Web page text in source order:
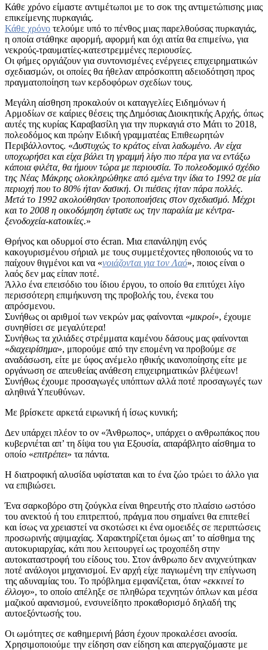
Κάθε χρόνο είμαστε αντιμέτωποι με το σοκ της αντιμετώπισης μιας
επικείμενης πυρκαγιάς.
Κάθε χρόνο τελούμε υπό το πένθος μιας παρελθούσας πυρκαγιάς,
η οποία στάθηκε αφορμή, αφορμή και όχι αιτία θα επιμείνω, για
νεκρούς-τραυματίες-κατεστρεμμένες περιουσίες.
Οι φήμες οργιάζουν για συντονισμένες ενέργειες επιχειρηματικών
σχεδιασμών, οι οποίες θα ήθελαν απρόσκοπτη αδειοδότηση προς
πραγματοποίηση των κερδοφόρων σχεδίων τους.
Μεγάλη αίσθηση προκαλούν οι καταγγελίες Ειδημόνων ή
Αρμοδίων σε καίριες θέσεις της Δημόσιας Διοικητικής Αρχής, όπως
αυτές της κυρίας Καραβασίλη για την πυρκαγιά στο Μάτι το 2018,
πολεοδόμος και πρώην Ειδική γραμματέας Επιθεωρητών
Περιβάλλοντος. «Δυστυχώς το κράτος είναι λαδωμένο. Αν είχα
υποχωρήσει και είχα βάλει τη γραμμή λίγο πιο πέρα για να εντάξω
κάποια φιλέτα, θα ήμουν τώρα με περιουσία. Το πολεοδομικό σχέδιο
της Νέας Μάκρης ολοκληρώθηκε από εμένα την ίδια το 1992 σε μία
περιοχή που το 80% ήταν δασική. Οι πιέσεις ήταν πάρα πολλές.
Μετά το 1992 ακολούθησαν τροποποιήσεις στον σχεδιασμό. Μέχρι
και το 2008 η οικοδόμηση έφτασε ως την παραλία με κέντρα-
ξενοδοχεία-κατοικίες.»
Θρήνος και οδυρμοί στο écran. Μια επανάληψη ενός
κακογυρισμένου σήριαλ με τους συμμετέχοντες ηθοποιούς να το
παίχουν θιγμένοι και να «νοιάζονται για τον Λαό», ποιος είναι ο
λαός δεν μας είπαν ποτέ.
Άλλο ένα επεισόδιο του ίδιου έργου, το οποίο θα επιτύχει λίγο
περισσότερη επιμήκυνση της προβολής του, ένεκα του
απρόσμενου.
Συνήθως οι αριθμοί των νεκρών μας φαίνονται «μικροί», έχουμε
συνηθίσει σε μεγαλύτερα!
Συνήθως τα χιλιάδες στρέμματα καμένου δάσους μας φαίνονται
«διαχειρίσημα», μπορούμε από την επομένη να προβούμε σε
αναδάσωση, είτε με ύφος ανέμελο ηθικής ικανοποίησης είτε με
οργάνωση σε απευθείας ανάθεση επιχειρηματικών βλέψεων!
Συνήθως έχουμε προσαγωγές υπόπτων αλλά ποτέ προσαγωγές των
αληθινά Υπευθύνων.
Με βρίσκετε αρκετά ειρωνική ή ίσως κυνική;
Δεν υπάρχει πλέον το ον «Άνθρωπος», υπάρχει ο ανθρωπάκος που
κυβερνιέται απ’ τη δίψα του για Εξουσία, απαράβλητο αίσθημα το
οποίο «επιτρέπει» τα πάντα.
Η διατροφική αλυσίδα υφίσταται και το ένα ζώο τρώει το άλλο για
να επιβιώσει.
Ένα σαρκοβόρο στη ζούγκλα είναι θηρευτής στο πλαίσιο ωστόσο
του ανεκτού ή του επιτρεπτού, πράγμα που σημαίνει θα επιτεθεί
και ίσως να χρειαστεί να σκοτώσει κι ένα ομοειδές σε περιπτώσεις
προσωρινής αψιμαχίας. Χαρακτηρίζεται όμως απ’ το αίσθημα της
αυτοκυριαρχίας, κάτι που λειτουργεί ως τροχοπέδη στην
αυτοκαταστροφή του είδους του. Στον άνθρωπο δεν ανιχνεύτηκαν
ποτέ ανάλογοι μηχανισμοί. Εν αρχή είχε παγιωμένη την επίγνωση
της αδυναμίας του. Το πρόβλημα εμφανίζεται, όταν «εκκινεί το
έλλογο», το οποίο απέληξε σε πληθώρα τεχνητών όπλων και μέσα
μαζικού αφανισμού, ενσυνείδητο προκαθορισμό δηλαδή της
αυτοεξόντωσής του.
Οι ωμότητες σε καθημερινή βάση έχουν προκαλέσει ανοσία.
Χρησιμοποιούμε την είδηση σαν είδηση και απεργαζόμαστε με